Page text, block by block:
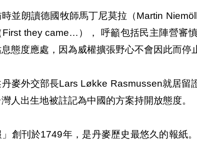
並朗讀德國牧師馬丁尼莫拉（Martin
First they came…）， 呼籲包括民主陣營審
態度應處，因為威權擴張野心不會因此而停
麥外交部長Lars Løkke Rasmussen就居留
人出生地被註記為中國的方案持開放態度。
」創刊於1749年，是丹麥歷史最悠久的報紙